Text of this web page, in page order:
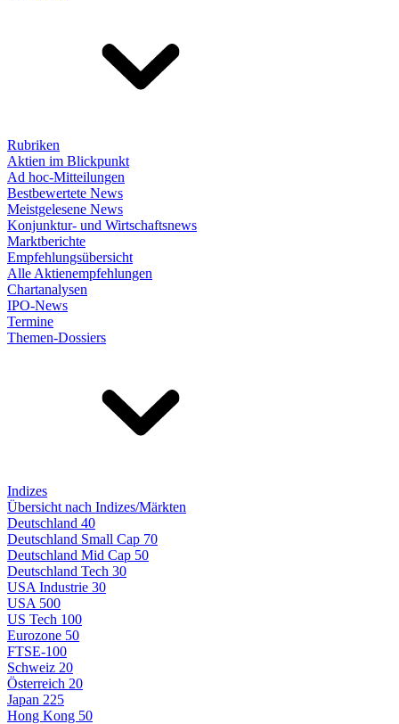
Rubriken
Aktien im Blickpunkt
Ad hoc-Mitteilungen
Bestbewertete News
Meistgelesene News
Konjunktur- und Wirtschaftsnews
Marktberichte
Empfehlungsübersicht
Alle Aktienempfehlungen
Chartanalysen
IPO-News
Termine
Themen-Dossiers
Indizes
Übersicht nach Indizes/Märkten
Deutschland 40
Deutschland Small Cap 70
Deutschland Mid Cap 50
Deutschland Tech 30
USA Industrie 30
USA 500
US Tech 100
Eurozone 50
FTSE-100
Schweiz 20
Österreich 20
Japan 225
Hong Kong 50